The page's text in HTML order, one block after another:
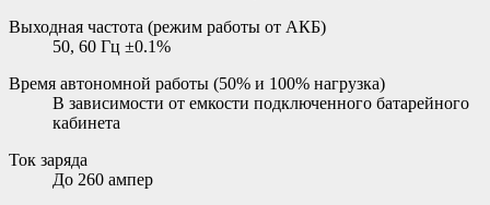
Выходная частота (режим работы от АКБ)
50, 60 Гц ±0.1%
Время автономной работы (50% и 100% нагрузка)
В зависимости от емкости подключенного батарейного
кабинета
Ток заряда
До 260 ампер